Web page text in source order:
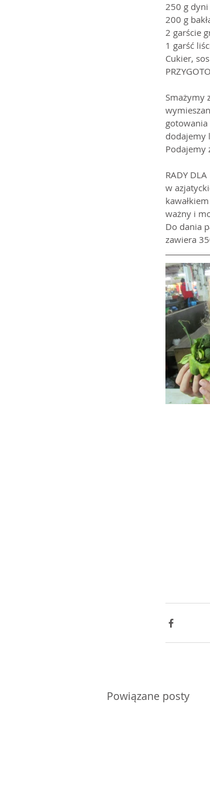
250 g
200 g
2 garście
1 garść
Cukier,
Smażymy
gotowania
dodajemy
Podajemy
RADY
w
ważny i
Do dania
zawiera
Powiązane posty